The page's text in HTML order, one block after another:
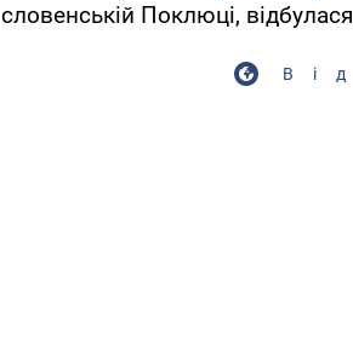
словенській Поклюці,